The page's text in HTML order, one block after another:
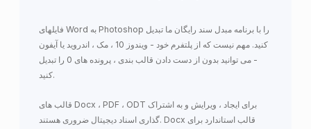
فایلهای Word به Photoshop را با برنامه مبدل سند رایگان ما تبدیل
کنید. مهم نیست که از پلتفرم خود - ویندوز 10 ، مک ، اندروید یا آیفون
- می توانید بدون از دست دادن قالب بندی ، پرونده های 0 را تبدیل
کنید.
قالب های Docx ، PDF ، ODT برای ایجاد ، ویرایش و به اشتراک
گذاری اسناد دیجیتال ضروری هستند. Docx قالب استاندارد برای